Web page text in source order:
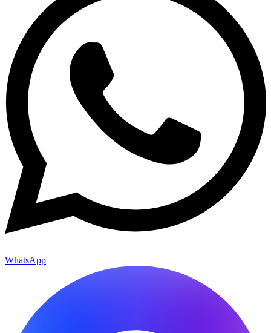
WhatsApp